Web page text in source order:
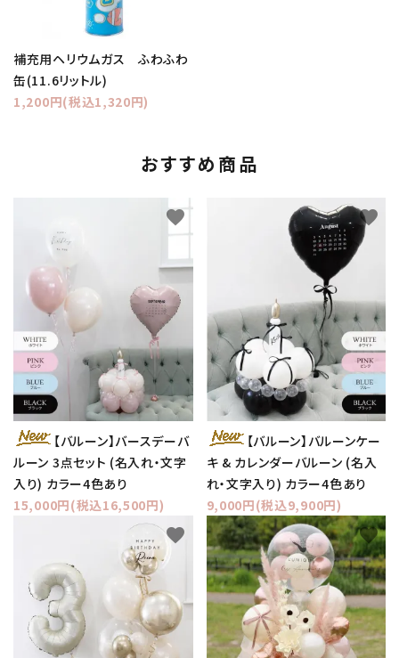
補充用ヘリウムガス ふわふわ
缶(11.6リットル)
1,200円(税込1,320円)
おすすめ商品
【バルーン】バースデーバ
ルーン 3点セット (名入れ・文字
入り) カラー4色あり
15,000円(税込16,500円)
favorite
【バルーン】バルーンケー
キ & カレンダーバルーン (名入
れ・文字入り) カラー4色あり
9,000円(税込9,900円)
favorite
favorite favorite